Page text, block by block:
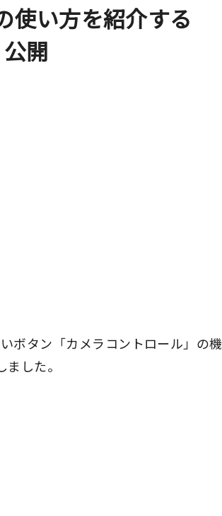
使い方を紹介する
開
ボタン「カメラコントロール」の機
した。